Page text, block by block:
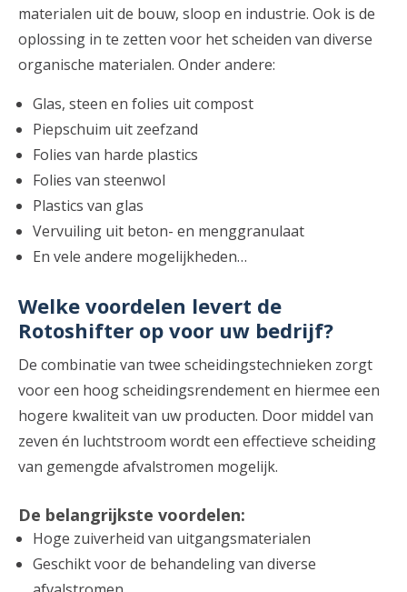
materialen uit de bouw, sloop en industrie. Ook is de
oplossing in te zetten voor het scheiden van diverse
organische materialen. Onder andere:
Glas, steen en folies uit compost
Piepschuim uit zeefzand
Folies van harde plastics
Folies van steenwol
Plastics van glas
Vervuiling uit beton- en menggranulaat
En vele andere mogelijkheden…
Welke voordelen levert de
Rotoshifter op voor uw bedrijf?
De combinatie van twee scheidingstechnieken zorgt
voor een hoog scheidingsrendement en hiermee een
hogere kwaliteit van uw producten. Door middel van
zeven én luchtstroom wordt een effectieve scheiding
van gemengde afvalstromen mogelijk.
De belangrijkste voordelen:
Hoge zuiverheid van uitgangsmaterialen
Geschikt voor de behandeling van diverse